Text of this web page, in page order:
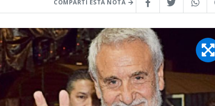
COMPARTÍ ESTA NOTA